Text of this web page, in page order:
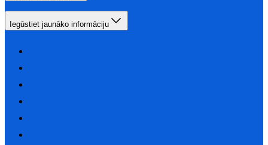
Iegūstiet jaunāko informāciju